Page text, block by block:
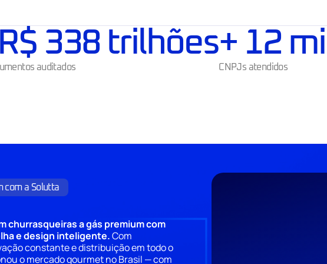
auditados
400 trilhões
CNPJs atendidos
+ 16
com a Solutta
churrasqueiras a gás premium com
e design inteligente.Com
constante e distribuição em todo o
o mercado gourmet no Brasil — com